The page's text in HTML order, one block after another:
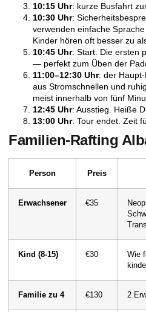
10:15 Uhr: kurze Busfahrt
10:30 Uhr:
verwenden einfache
Kinder hören oft besser zu
10:45 Uhr: Start. Die ersten
— perfekt zum Üben der
11:00–12:30 Uhr: der
aus Stromschnellen und
meist innerhalb von fünf
12:45 Uhr: Ausstieg. Heiße
13:00 Uhr: Tour endet. Zeit
Familien-Rafting
Person Preis
Erwachsener €35
Kind (8-15) €30
Wie
Familie zu 4 €130 2